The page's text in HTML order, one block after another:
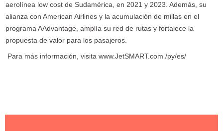
aerolínea low cost de Sudamérica, en 2021 y 2023. Además, su
alianza con American Airlines y la acumulación de millas en el
programa AAdvantage, amplía su red de rutas y fortalece la
propuesta de valor para los pasajeros.
Para más información, visita www.JetSMART.com /py/es/